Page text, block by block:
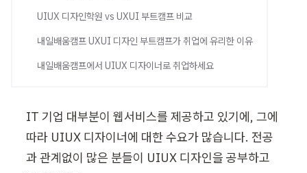
UIUX 디자인학원 vs UXUI 부트캠프 비교
내일배움캠프 UXUI 디자인 부트캠프가 취업에 유리한 이유
내일배움캠프에서 UIUX 디자이너로 취업하세요
IT 기업 대부분이 웹서비스를 제공하고 있기에, 그에
따라 UIUX 디자이너에 대한 수요가 많습니다. 전공
과 관계없이 많은 분들이 UIUX 디자인을 공부하고